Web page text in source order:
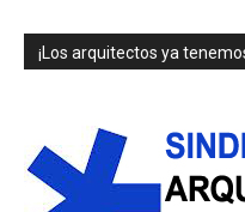
¡Los arquitectos ya